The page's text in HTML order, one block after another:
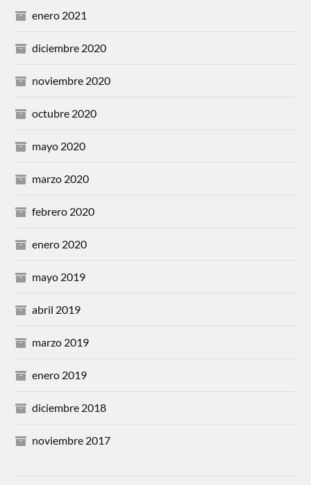
enero 2021
diciembre 2020
noviembre 2020
octubre 2020
mayo 2020
marzo 2020
febrero 2020
enero 2020
mayo 2019
abril 2019
marzo 2019
enero 2019
diciembre 2018
noviembre 2017